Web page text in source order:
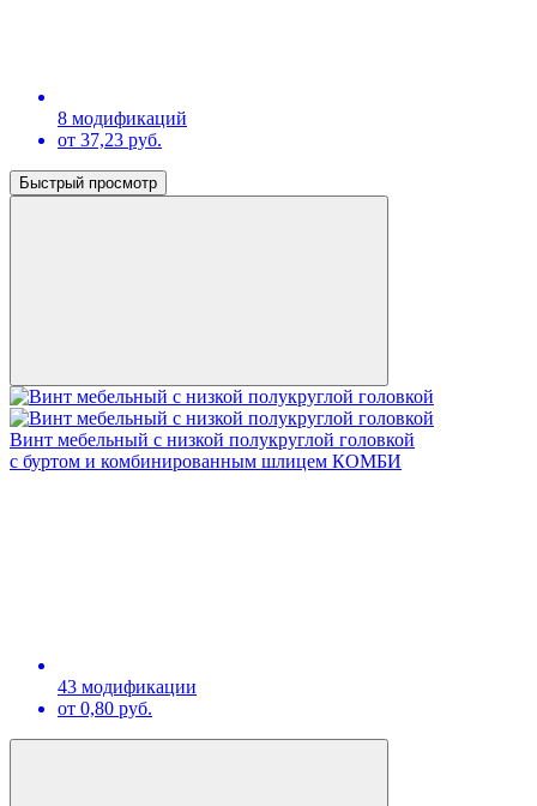
8 модификаций
от 37,23 руб.
Быстрый просмотр
Винт мебельный с низкой полукруглой головкой
с буртом и комбинированным шлицем КОМБИ
43 модификации
от 0,80 руб.